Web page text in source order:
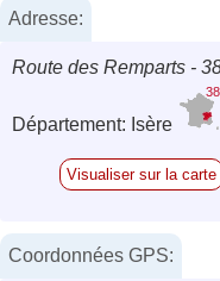
Adresse:
Route des Remparts -
Département: Isère
38
Visualiser sur la carte
Coordonnées GPS: